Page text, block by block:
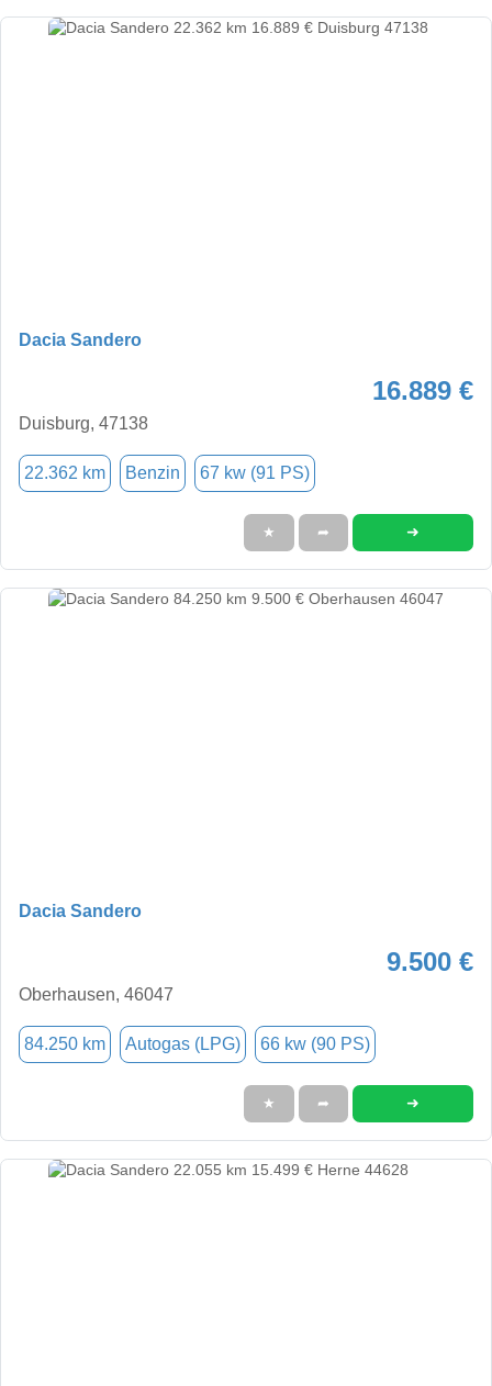
Dacia Sandero
16.889 €
Duisburg, 47138
22.362 km Benzin 67 kw (91 PS)
★ ➦ ➜
Dacia Sandero
9.500 €
Oberhausen, 46047
84.250 km Autogas (LPG) 66 kw (90 PS)
★ ➦ ➜